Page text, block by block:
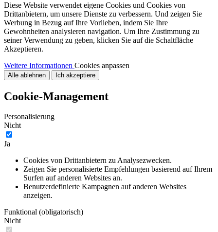
Diese Website verwendet eigene Cookies und Cookies von
Drittanbietern, um unsere Dienste zu verbessern. Und zeigen Sie
Werbung in Bezug auf Ihre Vorlieben, indem Sie Ihre
Gewohnheiten analysieren navigation. Um Ihre Zustimmung zu
seiner Verwendung zu geben, klicken Sie auf die Schaltfläche
Akzeptieren.
Weitere Informationen Cookies anpassen
Alle ablehnen Ich akzeptiere
Cookie-Management
Personalisierung
Nicht
Ja
Cookies von Drittanbietern zu Analysezwecken.
Zeigen Sie personalisierte Empfehlungen basierend auf Ihrem
Surfen auf anderen Websites an.
Benutzerdefinierte Kampagnen auf anderen Websites
anzeigen.
Funktional (obligatorisch)
Nicht